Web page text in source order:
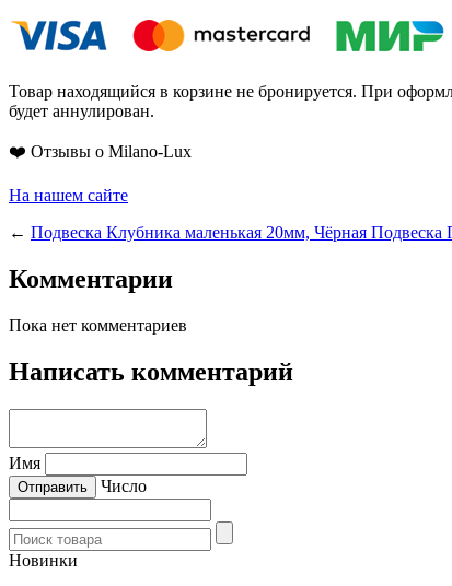
Товар находящийся в корзине не бронируется. При
будет аннулирован.
❤️ Отзывы о Milano-Lux
На нашем сайте
← Подвеска Клубника маленькая 20мм, Чёрная Подвеска
Комментарии
Пока нет комментариев
Написать комментарий
Имя
Число
Новинки